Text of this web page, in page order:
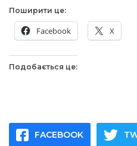
Поширити це:
Facebook X
Подобається це:
FACEBOOK